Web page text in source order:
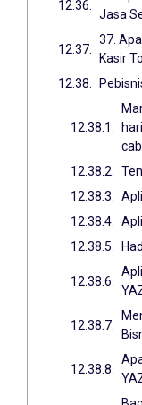
Jasa
37.
Kasir